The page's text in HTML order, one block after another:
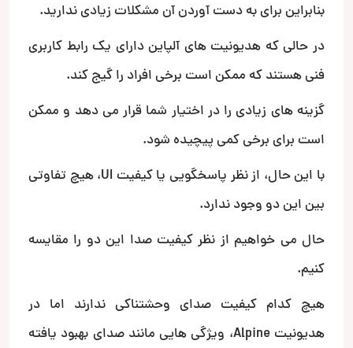
بنابراین برای به دست آوردن آن مشکلات زیادی ندارید.
در حالی که هدیونیت های آلپاین دارای یک رابط کاربری
فنی هستند که ممکن است برخی افراد را گیج کند.
گزینه های زیادی را در اختیار شما قرار می دهد و ممکن
است برای برخی کمی پیچیده شود.
با این حال، از نظر پاسخگویی یا کیفیت UI، هیچ تفاوتی
بین این دو وجود ندارد.
حال می خواهیم از نظر کیفیت صدا این دو را مقایسه
کنیم.
هیچ کدام کیفیت صدای وحشتناکی ندارند اما در
هدیونیت Alpine، ویژگی هایی مانند صدای بهبود یافته